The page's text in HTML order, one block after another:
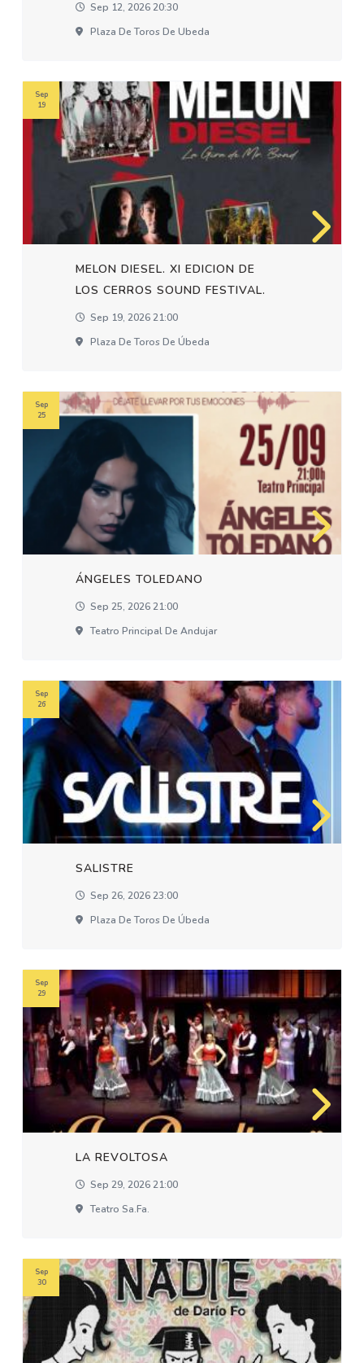
Sep 12, 2026 20:30
Plaza De Toros De Ubeda
MELON DIESEL. XI EDICION DE
LOS CERROS SOUND FESTIVAL.
Sep 19, 2026 21:00
Plaza De Toros De Úbeda
Sep
19
ÁNGELES TOLEDANO
Sep 25, 2026 21:00
Teatro Principal De Andujar
Sep
25
SALISTRE
Sep 26, 2026 23:00
Plaza De Toros De Úbeda
Sep
26
LA REVOLTOSA
Sep 29, 2026 21:00
Teatro Sa.fa.
Sep
29
Sep
30